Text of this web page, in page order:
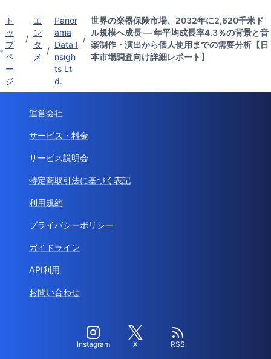
ト
ッ
プ
ペ
ー
ジ
/
エ
ン
タ
メ
/
Panor
ama
Data I
nsigh
ts Lt
d.
/
世界の楽器保険市場、2032年に2,620千米ド
ル規模へ成長 ― 年平均成長率4.3％の背景と音
楽制作・演出から個人使用までの需要分析【日
本市場調査向け詳細レポート】
運営会社
サービス・料金
サービス説明会
特定商取引法に基づく表記
利用規約
プライバシーポリシー
ガイドライン
API利用
お問い合わせ
Instagram X RSS